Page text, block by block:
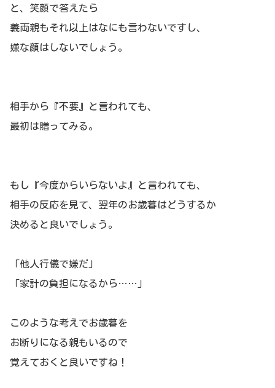
と、笑顔で答えたら
義両親もそれ以上はなにも言わないですし、
嫌な顔はしないでしょう。
相手から『不要』と言われても、
最初は贈ってみる。
もし『今度からいらないよ』と言われても、
相手の反応を見て、翌年のお歳暮はどうするか
決めると良いでしょう。
「他人行儀で嫌だ」
「家計の負担になるから……」
このような考えでお歳暮を
お断りになる親もいるので
覚えておくと良いですね！